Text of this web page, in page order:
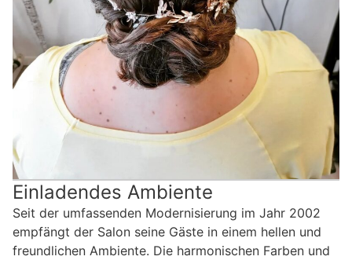
Einladendes Ambiente
Seit der umfassenden Modernisierung im Jahr 2002
empfängt der Salon seine Gäste in einem hellen und
freundlichen Ambiente. Die harmonischen Farben und